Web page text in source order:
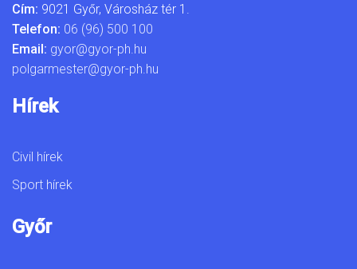
Cím: 9021 Győr, Városház tér 1.
Telefon: 06 (96) 500 100
Email: gyor@gyor-ph.hu
polgarmester@gyor-ph.hu
Hírek
Civil hírek
Sport hírek
Győr